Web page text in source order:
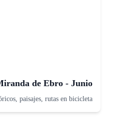
de Ebro - Junio
paisajes, rutas en bicicleta